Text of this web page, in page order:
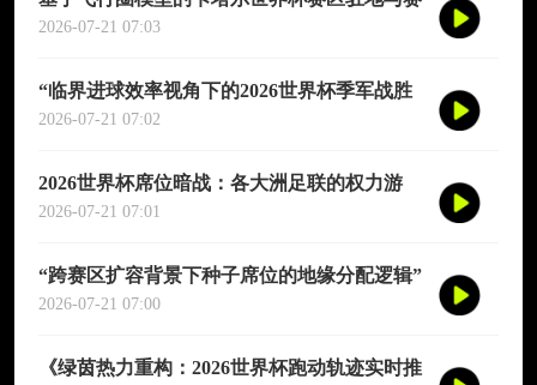
程协同优化适配研究
2026-07-21 07:03
“临界进球效率视角下的2026世界杯季军战胜
负概率再评估”
2026-07-21 07:02
2026世界杯席位暗战：各大洲足联的权力游
戏、利益交换与投票策略
2026-07-21 07:01
“跨赛区扩容背景下种子席位的地缘分配逻辑”
2026-07-21 07:00
《绿茵热力重构：2026世界杯跑动轨迹实时推